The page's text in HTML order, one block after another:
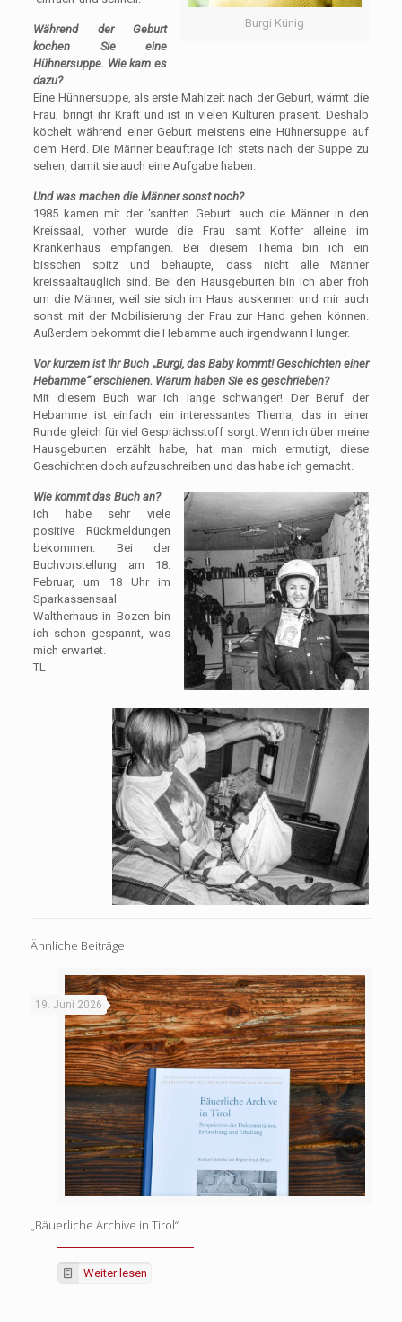
Burgi Künig
Während der Geburt
kochen Sie eine
Hühnersuppe. Wie kam es
dazu?
Eine Hühnersuppe, als erste Mahlzeit nach der Geburt, wärmt die
Frau, bringt ihr Kraft und ist in vielen Kulturen präsent. Deshalb
köchelt während einer Geburt meistens eine Hühnersuppe auf
dem Herd. Die Männer beauftrage ich stets nach der Suppe zu
sehen, damit sie auch eine Aufgabe haben.
Und was machen die Männer sonst noch?
1985 kamen mit der ‘sanften Geburt‘ auch die Männer in den
Kreissaal, vorher wurde die Frau samt Koffer alleine im
Krankenhaus empfangen. Bei diesem Thema bin ich ein
bisschen spitz und behaupte, dass nicht alle Männer
kreissaaltauglich sind. Bei den Hausgeburten bin ich aber froh
um die Männer, weil sie sich im Haus auskennen und mir auch
sonst mit der Mobilisierung der Frau zur Hand gehen können.
Außerdem bekommt die Hebamme auch irgendwann Hunger.
Vor kurzem ist Ihr Buch „Burgi, das Baby kommt! Geschichten einer
Hebamme“ erschienen. Warum haben Sie es geschrieben?
Mit diesem Buch war ich lange schwanger! Der Beruf der
Hebamme ist einfach ein interessantes Thema, das in einer
Runde gleich für viel Gesprächsstoff sorgt. Wenn ich über meine
Hausgeburten erzählt habe, hat man mich ermutigt, diese
Geschichten doch aufzuschreiben und das habe ich gemacht.
Wie kommt das Buch an?
Ich habe sehr viele
positive Rückmeldungen
bekommen. Bei der
Buchvorstellung am 18.
Februar, um 18 Uhr im
Sparkassensaal
Waltherhaus in Bozen bin
ich schon gespannt, was
mich erwartet.
TL
Ähnliche Beiträge
19. Juni 2026
„Bäuerliche Archive in Tirol“
Weiter lesen